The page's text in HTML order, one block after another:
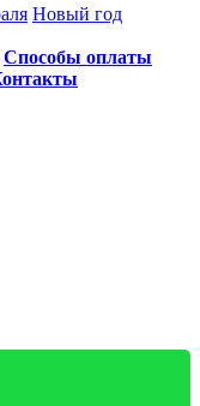
Новый год
Способы оплаты